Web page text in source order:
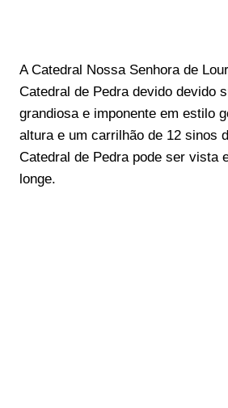
A Catedral Nossa Senhora de
Catedral de Pedra devido devido
grandiosa e imponente em estilo
altura e um carrilhão de 12 sinos
Catedral de Pedra pode ser vista
longe.